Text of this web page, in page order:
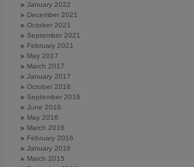
January 2022
December 2021
October 2021
September 2021
February 2021
May 2017
March 2017
January 2017
October 2016
September 2016
June 2016
May 2016
March 2016
February 2016
January 2016
March 2015